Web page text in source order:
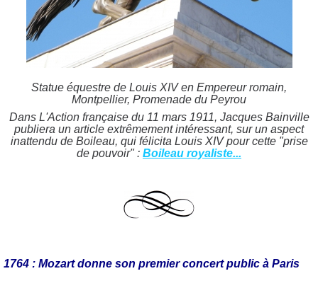
Statue équestre de Louis XIV en Empereur romain,
Montpellier, Promenade du Peyrou
Dans L'Action française du 11 mars 1911, Jacques Bainville
publiera un article extrêmement intéressant, sur un aspect
inattendu de Boileau, qui félicita Louis XIV pour cette "prise
de pouvoir" : Boileau royaliste...
1764 : Mozart donne son premier concert public à Paris